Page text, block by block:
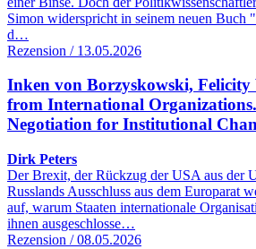
Simon widerspricht in seinem neuen Buch
d…
Rezension / 13.05.2026
Inken von Borzyskowski,
from International
Negotiation for Institutional
Dirk Peters
Der Brexit, der Rückzug der USA aus der
Russlands Ausschluss aus dem Europarat
auf, warum Staaten internationale
ihnen ausgeschlosse…
Rezension / 08.05.2026